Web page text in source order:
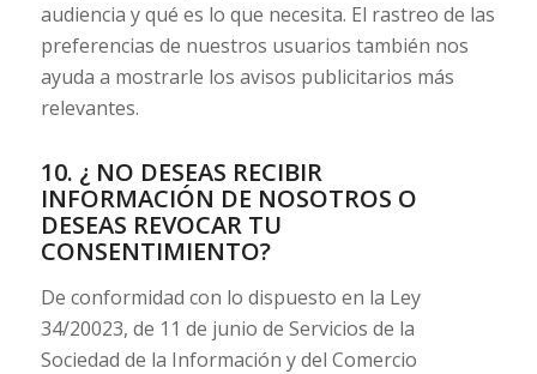
audiencia y qué es lo que necesita. El rastreo de las
preferencias de nuestros usuarios también nos
ayuda a mostrarle los avisos publicitarios más
relevantes.
10. ¿ NO DESEAS RECIBIR
INFORMACIÓN DE NOSOTROS O
DESEAS REVOCAR TU
CONSENTIMIENTO?
De conformidad con lo dispuesto en la Ley
34/20023, de 11 de junio de Servicios de la
Sociedad de la Información y del Comercio